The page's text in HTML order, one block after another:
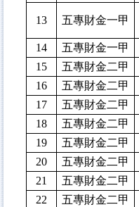
13 五專財金一甲
14 五專財金一甲
15
五專財金二甲
16
五專財金二甲
17
五專財金二甲
18
五專財金二甲
19
五專財金二甲
20
五專財金二甲
21
五專財金二甲
22
五專財金二甲